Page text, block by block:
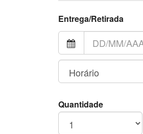
Entrega/Retirada
Quantidade